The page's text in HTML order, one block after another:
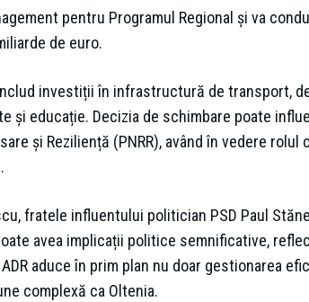
pentru Programul Regional și va
de euro.
investiții în infrastructură de transport,
și educație. Decizia de schimbare poate
și Reziliență (PNRR), având în vedere
fratele influentului politician PSD Paul
avea implicații politice semnificative,
ADR aduce în prim plan nu doar gestionarea
complexă ca Oltenia.